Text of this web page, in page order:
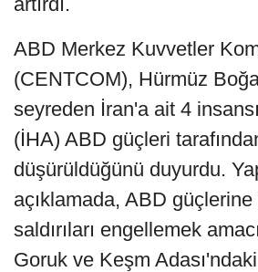
ABD Merkez Kuvvetler
(CENTCOM), Hürmüz
seyreden İran'a ait 4
(İHA) ABD güçleri
düşürüldüğünü duyurdu.
açıklamada, ABD güçlerine
saldırıları engellemek
Goruk ve Keşm